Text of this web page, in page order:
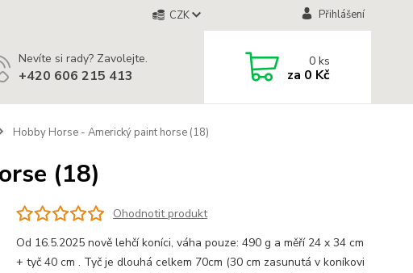
CZK Přihlášení
Nevíte si rady? Zavolejte.
+420 606 215 413
0ks
za 0 Kč
Hobby Horse - Americký paint horse (18)
(18)
Ohodnotit produkt
Od 16.5.2025 nově lehčí koníci, váha pouze: 490 g a měří 24 x 34 cm
+ tyč 40 cm . Tyč je dlouhá celkem 70cm (30 cm zasunutá v koníkovi